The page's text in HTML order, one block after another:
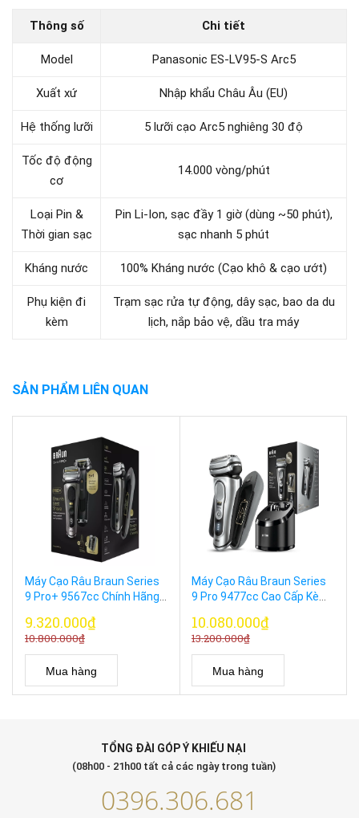
Thông số Chi tiết
Model Panasonic ES-LV95-S Arc5
Xuất xứ Nhập khẩu Châu Âu (EU)
Hệ thống lưỡi 5 lưỡi cạo Arc5 nghiêng 30 độ
Tốc độ động
cơ
14.000 vòng/phút
Loại Pin &
Thời gian sạc
Pin Li-Ion, sạc đầy 1 giờ (dùng ~50 phút),
sạc nhanh 5 phút
Kháng nước 100% Kháng nước (Cạo khô & cạo ướt)
Phụ kiện đi
kèm
Trạm sạc rửa tự động, dây sạc, bao da du
lịch, nắp bảo vệ, dầu tra máy
SẢN PHẨM LIÊN QUAN
Máy Cạo Râu Braun Series
9 Pro+ 9567cc Chính Hãng
9.320.000₫
10.800.000₫
Mua hàng
Máy Cạo Râu Braun Series
9 Pro 9477cc Cao Cấp Kèm
10.080.000₫
13.200.000₫
Mua hàng
TỔNG ĐÀI GÓP Ý KHIẾU NẠI
(08h00 - 21h00 tất cả các ngày trong tuần)
0396.306.681